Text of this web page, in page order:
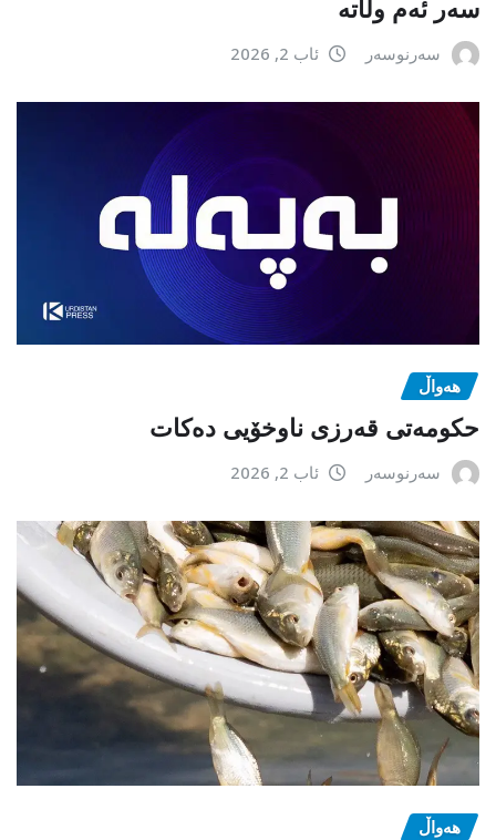
سەر ئەم وڵاتە
سەرنوسەر ئاب 2, 2026
هەواڵ
حکومەتی قەرزی ناوخۆیی دەکات
سەرنوسەر ئاب 2, 2026
هەواڵ